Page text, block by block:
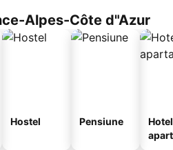
Alpes-Côte d"Azur
Hostel Pensiune